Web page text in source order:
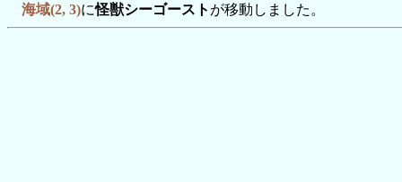
海域(2, 3)に怪獣シーゴースト が移動しました。